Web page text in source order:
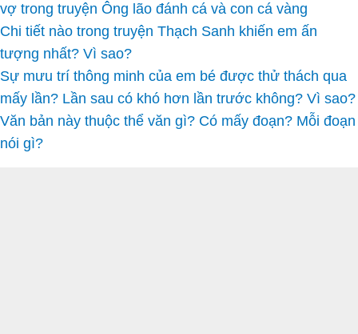
vợ trong truyện Ông lão đánh cá và con cá vàng
Chi tiết nào trong truyện Thạch Sanh khiến em ấn
tượng nhất? Vì sao?
Sự mưu trí thông minh của em bé được thử thách qua
mấy lần? Lần sau có khó hơn lần trước không? Vì sao?
Văn bản này thuộc thể văn gì? Có mấy đoạn? Mỗi đoạn
nói gì?